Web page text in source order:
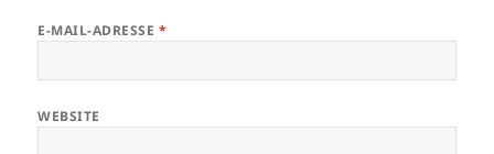
E-MAIL-ADRESSE *
WEBSITE